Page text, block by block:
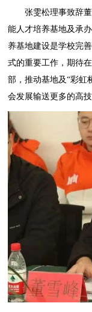
张雯松理事致辞
能人才培养基地及承
养基地建设是学校完
式的重要工作，期待
部，推动基地及“彩虹
会发展输送更多的高技